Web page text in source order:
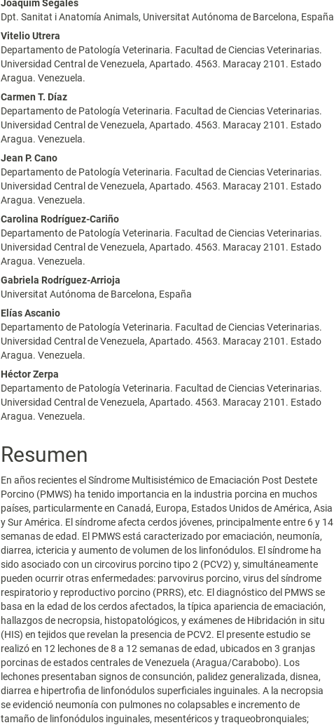
artículo
Joaquím Segalés
Dpt. Sanitat i Anatomía Animals, Universitat Autónoma de Barcelona, España
Vitelio Utrera
Departamento de Patología Veterinaria. Facultad de Ciencias Veterinarias.
Universidad Central de Venezuela, Apartado. 4563. Maracay 2101. Estado
Aragua. Venezuela.
Carmen T. Díaz
Departamento de Patología Veterinaria. Facultad de Ciencias Veterinarias.
Universidad Central de Venezuela, Apartado. 4563. Maracay 2101. Estado
Aragua. Venezuela.
Jean P. Cano
Departamento de Patología Veterinaria. Facultad de Ciencias Veterinarias.
Universidad Central de Venezuela, Apartado. 4563. Maracay 2101. Estado
Aragua. Venezuela.
Carolina Rodríguez-Cariño
Departamento de Patología Veterinaria. Facultad de Ciencias Veterinarias.
Universidad Central de Venezuela, Apartado. 4563. Maracay 2101. Estado
Aragua. Venezuela.
Gabriela Rodríguez-Arrioja
Universitat Autónoma de Barcelona, España
Elías Ascanio
Departamento de Patología Veterinaria. Facultad de Ciencias Veterinarias.
Universidad Central de Venezuela, Apartado. 4563. Maracay 2101. Estado
Aragua. Venezuela.
Héctor Zerpa
Departamento de Patología Veterinaria. Facultad de Ciencias Veterinarias.
Universidad Central de Venezuela, Apartado. 4563. Maracay 2101. Estado
Aragua. Venezuela.
Resumen
En años recientes el Síndrome Multisistémico de Emaciación Post Destete
Porcino (PMWS) ha tenido importancia en la industria porcina en muchos
países, particularmente en Canadá, Europa, Estados Unidos de América, Asia
y Sur América. El síndrome afecta cerdos jóvenes, principalmente entre 6 y 14
semanas de edad. El PMWS está caracterizado por emaciación, neumonía,
diarrea, ictericia y aumento de volumen de los linfonódulos. El síndrome ha
sido asociado con un circovirus porcino tipo 2 (PCV2) y, simultáneamente
pueden ocurrir otras enfermedades: parvovirus porcino, virus del síndrome
respiratorio y reproductivo porcino (PRRS), etc. El diagnóstico del PMWS se
basa en la edad de los cerdos afectados, la típica apariencia de emaciación,
hallazgos de necropsia, histopatológicos, y exámenes de Hibridación in situ
(HIS) en tejidos que revelan la presencia de PCV2. El presente estudio se
realizó en 12 lechones de 8 a 12 semanas de edad, ubicados en 3 granjas
porcinas de estados centrales de Venezuela (Aragua/Carabobo). Los
lechones presentaban signos de consunción, palidez generalizada, disnea,
diarrea e hipertrofia de linfonódulos superficiales inguinales. A la necropsia
se evidenció neumonía con pulmones no colapsables e incremento de
tamaño de linfonódulos inguinales, mesentéricos y traqueobronquiales;